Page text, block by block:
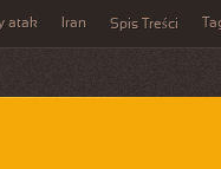
atak Iran Spis Treści